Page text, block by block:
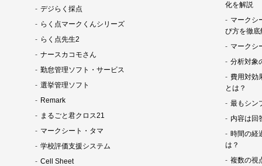
デジらく採点
らく点マークくんシリーズ
らく点先生2
ナースカコモさん
勤怠管理ソフト・サービス
選挙管理ソフト
Remark
まるごと君クロス21
マークシート・タマ
学校評価支援システム
Cell Sheet
化を解説
マークシ
び方を徹底
マークシ
分析対象
費用対効
とは？
最もシン
内容は回
時間の経
は？
複数の視